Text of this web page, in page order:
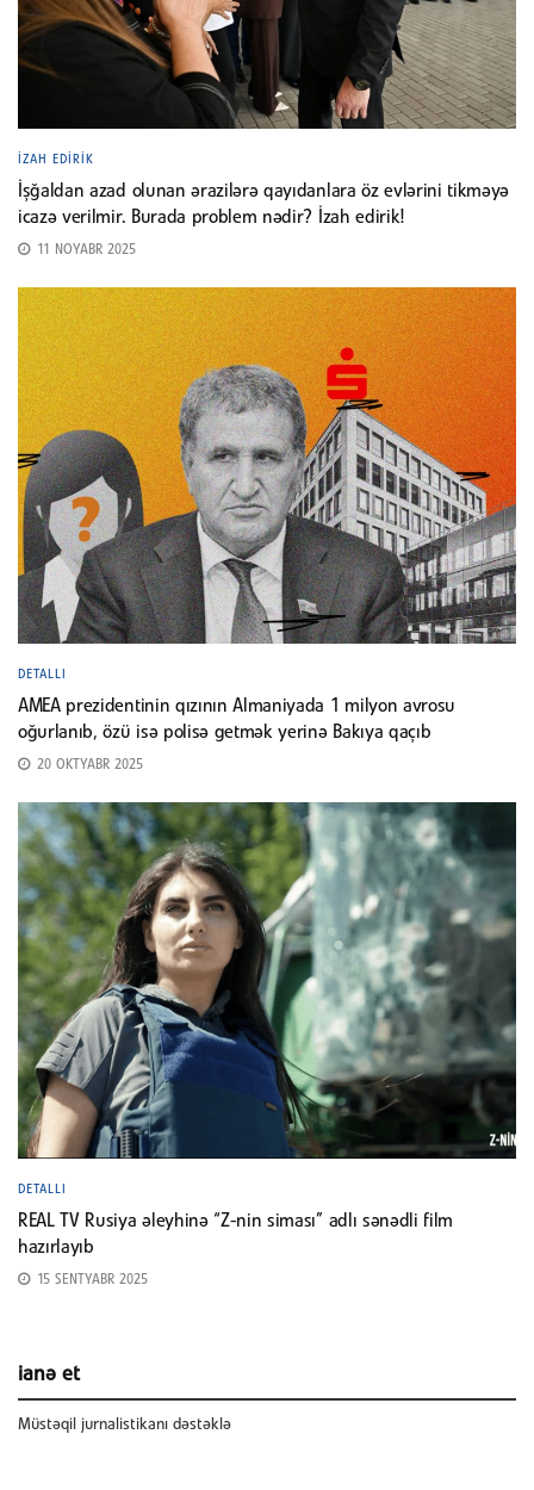
İZAH EDIRIK
İşğaldan azad olunan ərazilərə qayıdanlara öz evlərini tikməyə
icazə verilmir. Burada problem nədir? İzah edirik!
11 NOYABR 2025
DETALLI
AMEA prezidentinin qızının Almaniyada 1 milyon avrosu
oğurlanıb, özü isə polisə getmək yerinə Bakıya qaçıb
20 OKTYABR 2025
DETALLI
REAL TV Rusiya əleyhinə “Z-nin siması” adlı sənədli film
hazırlayıb
15 SENTYABR 2025
ianə et
Müstəqil jurnalistikanı dəstəklə